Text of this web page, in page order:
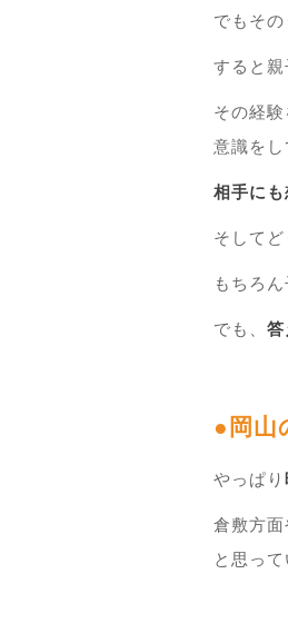
でもそ
すると親
その経
意識をし
相手にも
そして
もちろ
でも、 答
●岡山
やっぱり
倉敷方面
と思って